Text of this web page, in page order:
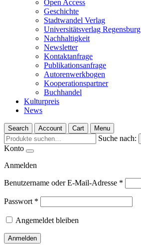
Open Access
Geschichte
Stadtwandel Verlag
Universitätsverlag Regensburg
Nachhaltigkeit
Newsletter
Kontaktanfrage
Publikationsanfrage
Autorenwerkbogen
Kooperationspartner
Buchhandel
Kulturpreis
News
Search Account Cart Menu
Suche nach:
Konto
Anmelden
Benutzername oder E-Mail-Adresse *
Passwort *
Angemeldet bleiben
Anmelden